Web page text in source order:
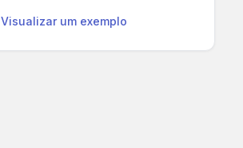
Visualizar um exemplo